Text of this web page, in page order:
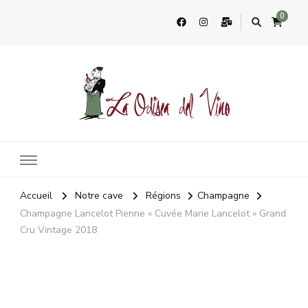
0
Accueil Notre cave Régions
Champagne
Champagne Lancelot Pienne « Cuvée Marie Lancelot » Grand
Cru Vintage 2018